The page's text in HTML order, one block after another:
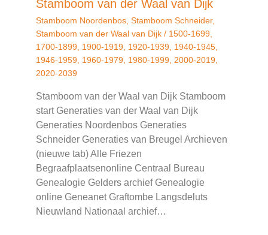
Stamboom van der Waal van Dijk
Stamboom Noordenbos, Stamboom Schneider,
Stamboom van der Waal van Dijk / 1500-1699,
1700-1899, 1900-1919, 1920-1939, 1940-1945,
1946-1959, 1960-1979, 1980-1999, 2000-2019,
2020-2039
Stamboom van der Waal van Dijk Stamboom
start Generaties van der Waal van Dijk
Generaties Noordenbos Generaties
Schneider Generaties van Breugel Archieven
(nieuwe tab) Alle Friezen
Begraafplaatsenonline Centraal Bureau
Genealogie Gelders archief Genealogie
online Geneanet Graftombe Langsdeluts
Nieuwland Nationaal archief…